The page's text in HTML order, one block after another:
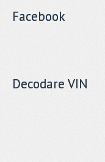
Facebook
Decodare VIN